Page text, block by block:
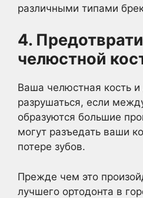
различными типами
4.
челюстной
Ваша челюстная кость
разрушаться, если
образуются большие
могут разъедать ваши
потере зубов.
Прежде чем это
лучшего ортодонта в